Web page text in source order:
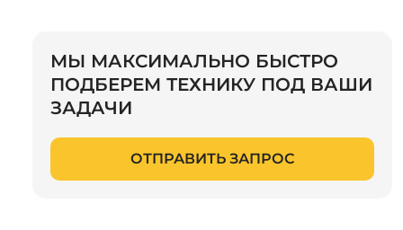
МЫ МАКСИМАЛЬНО БЫСТРО
ПОДБЕРЕМ ТЕХНИКУ ПОД ВАШИ
ЗАДАЧИ
ОТПРАВИТЬ ЗАПРОС